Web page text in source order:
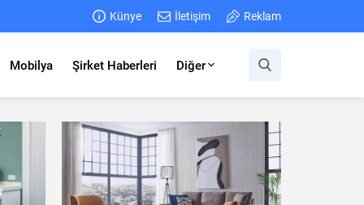
Künye İletişim Reklam
Mobilya Şirket Haberleri Diğer